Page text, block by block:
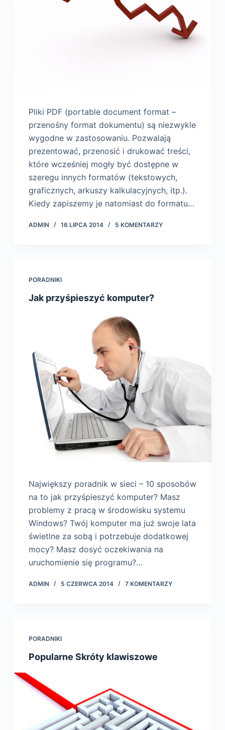
Pliki PDF (portable document format –
przenośny format dokumentu) są niezwykle
wygodne w zastosowaniu. Pozwalają
prezentować, przenosić i drukować treści,
które wcześniej mogły być dostępne w
szeregu innych formatów (tekstowych,
graficznych, arkuszy kalkulacyjnych, itp.).
Kiedy zapiszemy je natomiast do formatu…
ADMIN 16 LIPCA 2014 5 KOMENTARZY
PORADNIKI
Jak przyśpieszyć komputer?
Największy poradnik w sieci – 10 sposobów
na to jak przyśpieszyć komputer? Masz
problemy z pracą w środowisku systemu
Windows? Twój komputer ma już swoje lata
świetlne za sobą i potrzebuje dodatkowej
mocy? Masz dosyć oczekiwania na
uruchomienie się programu?…
ADMIN 5 CZERWCA 2014 7 KOMENTARZY
PORADNIKI
Popularne Skróty klawiszowe